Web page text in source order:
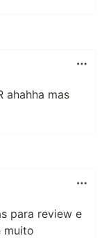
ahahha mas
para review e
muito